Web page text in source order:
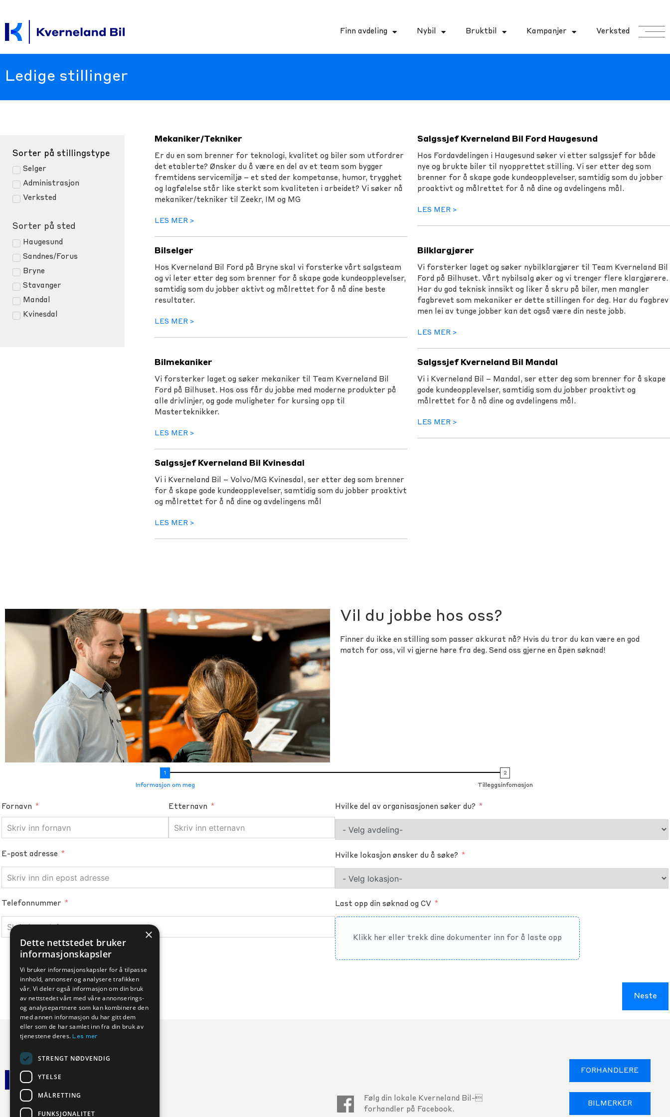
Finn avdeling Nybil Bruktbil Kampanjer Verksted
Ledige stillinger
Sorter på stillingstype
Selger
Administrasjon
Verksted
Sorter på sted
Haugesund
Sandnes/Forus
Bryne
Stavanger
Mandal
Kvinesdal
Mekaniker/Tekniker
Er du en som brenner for teknologi, kvalitet og biler som utfordrer
det etablerte? Ønsker du å være en del av et team som bygger
fremtidens servicemiljø – et sted der kompetanse, humor, trygghet
og lagfølelse står like sterkt som kvaliteten i arbeidet? Vi søker nå
mekaniker/tekniker til Zeekr, IM og MG
LES MER >
Salgssjef Kverneland Bil Ford Haugesund
Hos Fordavdelingen i Haugesund søker vi etter salgssjef for både
nye og brukte biler til nyopprettet stilling. Vi ser etter deg som
brenner for å skape gode kundeopplevelser, samtidig som du jobber
proaktivt og målrettet for å nå dine og avdelingens mål.
LES MER >
Bilselger
Hos Kverneland Bil Ford på Bryne skal vi forsterke vårt salgsteam
og vi leter etter deg som brenner for å skape gode kundeopplevelser,
samtidig som du jobber aktivt og målrettet for å nå dine beste
resultater.
LES MER >
Bilklargjører
Vi forsterker laget og søker nybilklargjører til Team Kverneland Bil
Ford på Bilhuset. Vårt nybilsalg øker og vi trenger flere klargjørere.
Har du god teknisk innsikt og liker å skru på biler, men mangler
fagbrevet som mekaniker er dette stillingen for deg. Har du fagbrev
men lei av tunge jobber kan det også være din neste jobb.
LES MER >
Bilmekaniker
Vi forsterker laget og søker mekaniker til Team Kverneland Bil
Ford på Bilhuset. Hos oss får du jobbe med moderne produkter på
alle drivlinjer, og gode muligheter for kursing opp til
Masterteknikker.
LES MER >
Salgssjef Kverneland Bil Mandal
Vi i Kverneland Bil – Mandal, ser etter deg som brenner for å skape
gode kundeopplevelser, samtidig som du jobber proaktivt og
målrettet for å nå dine og avdelingens mål.
LES MER >
Salgssjef Kverneland Bil Kvinesdal
Vi i Kverneland Bil – Volvo/MG Kvinesdal, ser etter deg som brenner
for å skape gode kundeopplevelser, samtidig som du jobber proaktivt
og målrettet for å nå dine og avdelingens mål
LES MER >
Vil du jobbe hos oss?
Finner du ikke en stilling som passer akkurat nå? Hvis du tror du kan være en god
match for oss, vil vi gjerne høre fra deg. Send oss gjerne en åpen søknad!
Informasjon om meg Tilleggsinfomasjon
Fornavn Etternavn
E-post adresse
Telefonnummer
Hvilke del av organisasjonen søker du?
Hvilke lokasjon ønsker du å søke?
Last opp din søknad og CV
Klikk her eller trekk dine dokumenter inn for å laste opp
Neste
Følg din lokale Kverneland Bil-
forhandler på Facebook.
FORHANDLERE
BILMERKER
×
Dette nettstedet bruker
informasjonskapsler
Vi bruker informasjonskapsler for å tilpasse
innhold, annonser og analysere trafikken
vår. Vi deler også informasjon om din bruk
av nettstedet vårt med våre annonserings-
og analysepartnere som kan kombinere den
med annen informasjon du har gitt dem
eller som de har samlet inn fra din bruk av
tjenestene deres.Les mer
STRENGT NØDVENDIG
YTELSE
MÅLRETTING
FUNKSJONALITET